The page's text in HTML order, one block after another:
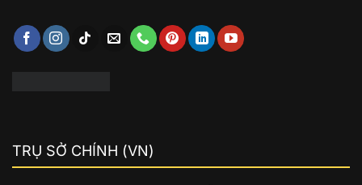
TRỤ SỞ CHÍNH (VN)